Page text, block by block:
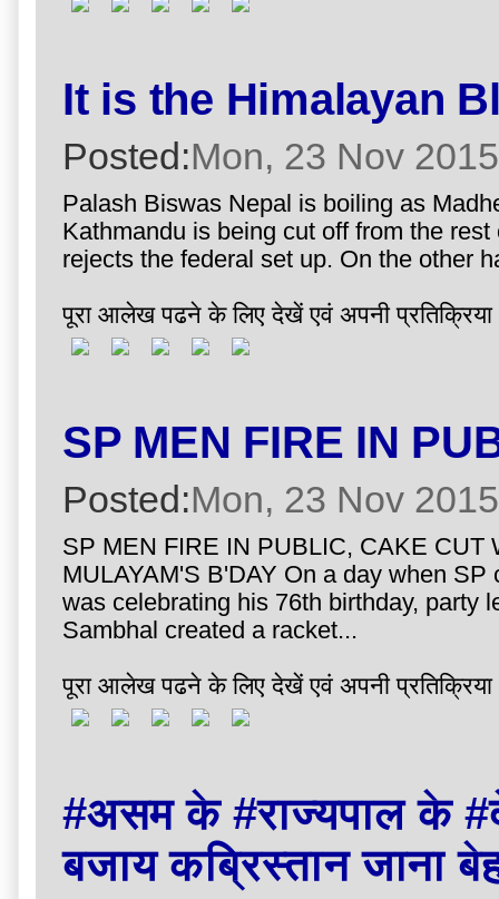
It is the Himalayan
Posted:Mon, 23 Nov
Palash Biswas Nepal is boiling as
Kathmandu is being cut off from the
rejects the federal set up. On the other
पूरा आलेख पढने के लिए देखें एवं अपनी
SP MEN FIRE IN
Posted:Mon, 23 Nov
SP MEN FIRE IN PUBLIC, CAKE CUT
MULAYAM'S B'DAY On a day when
was celebrating his 76th birthday, party
Sambhal created a racket...
पूरा आलेख पढने के लिए देखें एवं अपनी
#असम के #राज्यपाल के
बजाय कब्रिस्तान जाना